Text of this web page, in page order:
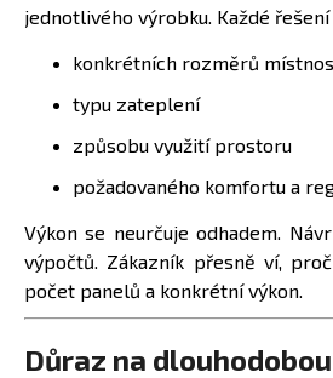
jednotlivého výrobku. Každé řešení
konkrétních rozměrů
typu zateplení
způsobu využití prostoru
požadovaného komfortu a
Výkon se neurčuje odhadem.
výpočtů. Zákazník přesně ví,
počet panelů a konkrétní výkon.
Důraz na